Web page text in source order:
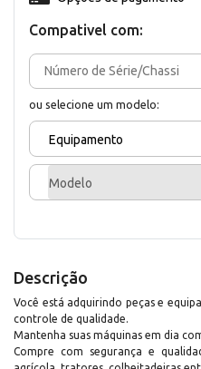
Compativel com:
ou selecione um modelo:
Equipamento
Modelo
Descrição
Você está adquirindo peças e
controle de qualidade.
Mantenha suas máquinas em dia
Compre com segurança e